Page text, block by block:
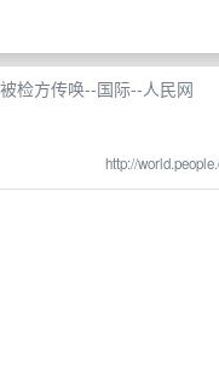
检方传唤--国际--人民网
http://